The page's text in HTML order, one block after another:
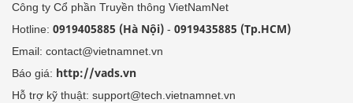
Công ty Cổ phần Truyền thông VietNamNet
Hotline: 0919405885 (Hà Nội) - 0919435885 (Tp.HCM)
Email: contact@vietnamnet.vn
Báo giá: http://vads.vn
Hỗ trợ kỹ thuật: support@tech.vietnamnet.vn